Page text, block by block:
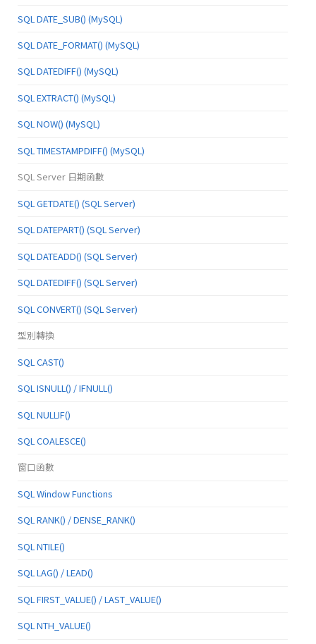
SQL DATE_SUB() (MySQL)
SQL DATE_FORMAT() (MySQL)
SQL DATEDIFF() (MySQL)
SQL EXTRACT() (MySQL)
SQL NOW() (MySQL)
SQL TIMESTAMPDIFF() (MySQL)
SQL Server 日期函數
SQL GETDATE() (SQL Server)
SQL DATEPART() (SQL Server)
SQL DATEADD() (SQL Server)
SQL DATEDIFF() (SQL Server)
SQL CONVERT() (SQL Server)
型別轉換
SQL CAST()
SQL ISNULL() / IFNULL()
SQL NULLIF()
SQL COALESCE()
窗口函數
SQL Window Functions
SQL RANK() / DENSE_RANK()
SQL NTILE()
SQL LAG() / LEAD()
SQL FIRST_VALUE() / LAST_VALUE()
SQL NTH_VALUE()